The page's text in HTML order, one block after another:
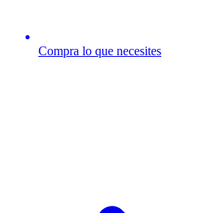
Compra lo que necesites